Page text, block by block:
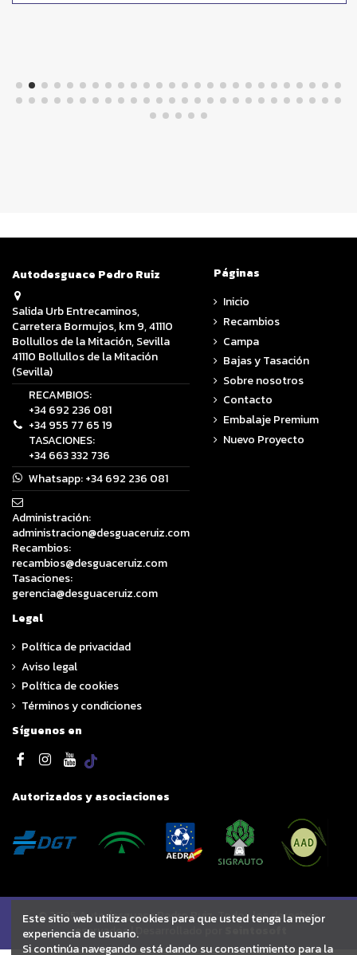
Autodesguace Pedro Ruiz
Salida Urb Entrecaminos,
Carretera Bormujos, km 9, 41110
Bollullos de la Mitación, Sevilla
41110 Bollullos de la Mitación
(Sevilla)
RECAMBIOS:
+34 692 236 081
+34 955 77 65 19
TASACIONES:
+34 663 332 736
Whatsapp:+34 692 236 081
Administración:
administracion@desguaceruiz.com
Recambios:
recambios@desguaceruiz.com
Tasaciones:
gerencia@desguaceruiz.com
Páginas
Inicio
Recambios
Campa
Bajas y Tasación
Sobre nosotros
Contacto
Embalaje Premium
Nuevo Proyecto
Legal
Política de privacidad
Aviso legal
Política de cookies
Términos y condiciones
Síguenos en
Autorizados y asociaciones
© 2025 Autodesguace Pedro Ruiz. Todos los derechos
reservados | Desarrollado por
Este sitio web utiliza cookies para que usted tenga la mejor
experiencia de usuario.
Si continúa navegando está dando su consentimiento para la